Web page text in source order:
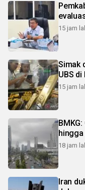
15 jam
Simak
UBS
15 jam
hingga
18 jam
Iran